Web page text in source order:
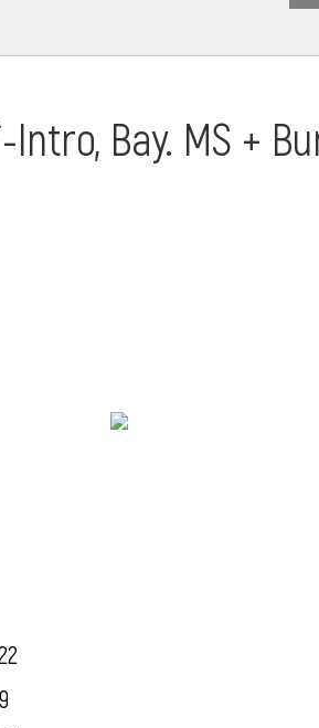
Intro, Bay. MS +